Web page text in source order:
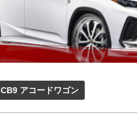
CB9 アコードワゴン